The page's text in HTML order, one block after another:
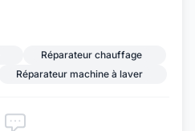
Réparateur chauffage
Réparateur machine à laver